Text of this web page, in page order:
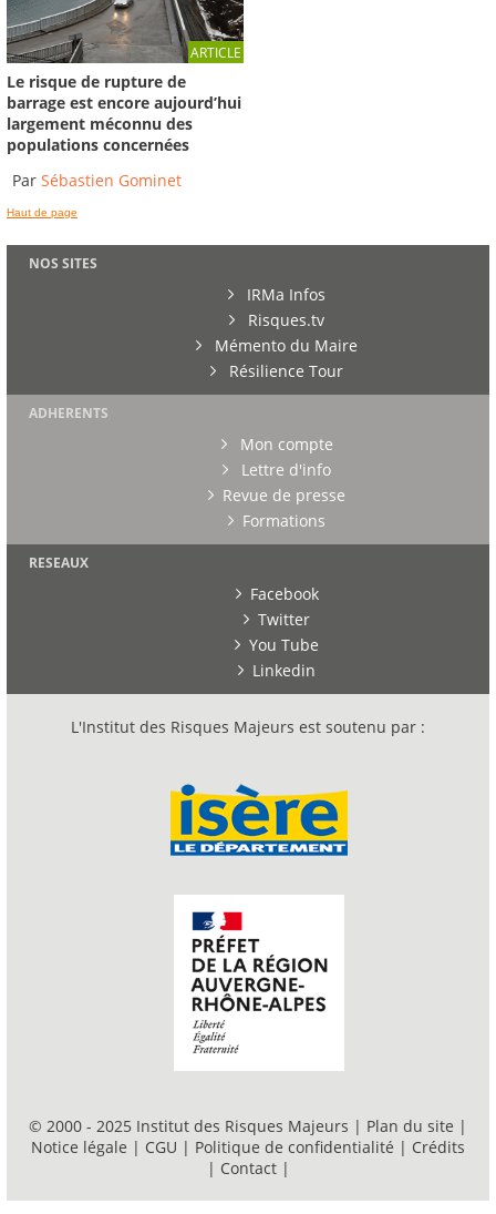
ARTICLE
Le risque de rupture de
barrage est encore aujourd’hui
largement méconnu des
populations concernées
Par Sébastien Gominet
Haut de page
NOS SITES
IRMa Infos
Risques.tv
Mémento du Maire
Résilience Tour
ADHERENTS
Mon compte
Lettre d'info
Revue de presse
Formations
RESEAUX
Facebook
Twitter
You Tube
Linkedin
L'Institut des Risques Majeurs est soutenu par :
© 2000 - 2025 Institut des Risques Majeurs | Plan du site |
Notice légale | CGU | Politique de confidentialité | Crédits
| Contact |